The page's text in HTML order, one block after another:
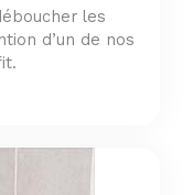
les
d’un de nos